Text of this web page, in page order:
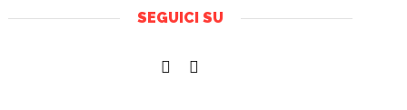
SEGUICI SU